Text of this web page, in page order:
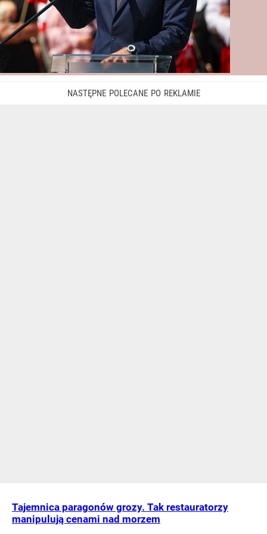
Tajemnica paragonów grozy. Tak restauratorzy
manipulują cenami nad morzem